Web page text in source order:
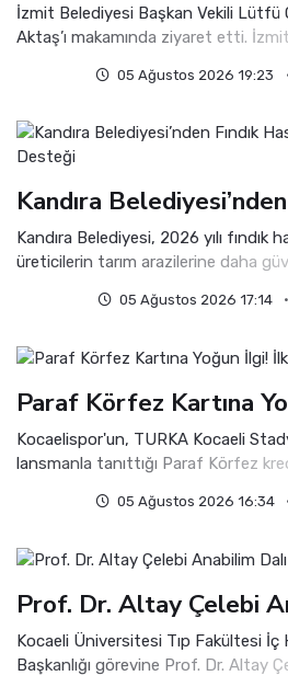
İzmit Belediyesi Başkan Vekili Lütfü
Aktaş’ı makamında ziyaret etti.
ederek kent gündemine ilişkin görüş
05 Ağustos 2026 19:23
Kandıra Belediyesi, 2026 yılı fındık
üreticilerin tarım arazilerine daha
onarım ve düzenleme çalışmalarını
05 Ağustos 2026 17:14
Kocaelispor'un, TURKA Kocaeli
lansmanla tanıttığı Paraf Körfez
başvuru yapıldığını açıkladı.
05 Ağustos 2026 16:34
Kocaeli Üniversitesi Tıp Fakültesi İç
Başkanlığı görevine Prof. Dr. Altay